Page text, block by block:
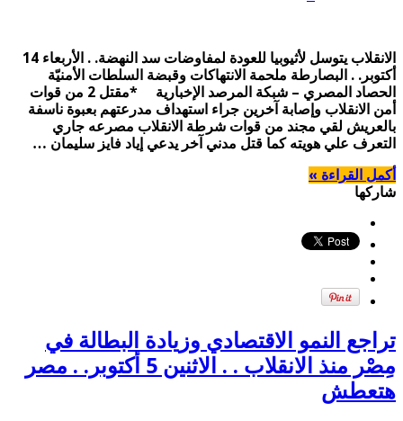
الانقلاب يتوسل لأثيوبيا للعودة لمفاوضات سد النهضة. . الأربعاء 14
أكتوبر. . البصارطة ملحمة الانتهاكات وقبضة السلطات الأمنيّة
الحصاد المصري – شبكة المرصد الإخبارية *مقتل 2 من قوات
أمن الانقلاب وإصابة آخرين جراء استهداف مدرعتهم بعبوة ناسفة
بالعريش لقي مجند من قوات شرطة الانقلاب مصرعه جاري
التعرف علي هويته كما قتل مدني آخر يدعي إياد فايز سليمان …
أكمل القراءة »
شاركها
تراجع النمو الاقتصادي وزيادة البطالة في
مِصْر منذ الانقلاب . . الاثنين 5 أكتوبر. . مصر
هتعطش